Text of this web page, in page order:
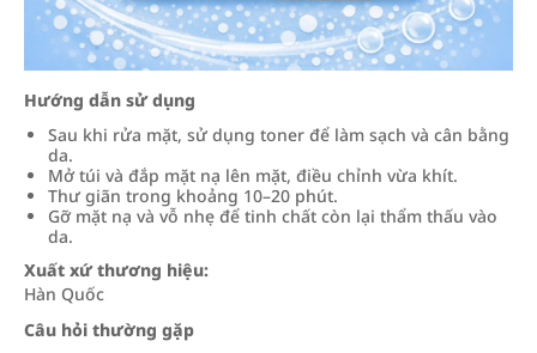
Hướng dẫn sử dụng
Sau khi rửa mặt, sử dụng toner để làm sạch và cân bằng
da.
Mở túi và đắp mặt nạ lên mặt, điều chỉnh vừa khít.
Thư giãn trong khoảng 10–20 phút.
Gỡ mặt nạ và vỗ nhẹ để tinh chất còn lại thẩm thấu vào
da.
Xuất xứ thương hiệu:
Hàn Quốc
Câu hỏi thường gặp